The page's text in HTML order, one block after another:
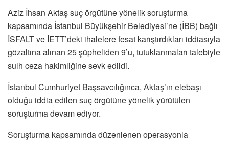
Aziz İhsan Aktaş suç örgütüne yönelik soruşturma
kapsamında İstanbul Büyükşehir Belediyesi’ne (İBB) bağlı
İSFALT ve İETT’deki ihalelere fesat karıştırdıkları iddiasıyla
gözaltına alınan 25 şüpheliden 9’u, tutuklanmaları talebiyle
sulh ceza hakimliğine sevk edildi.
İstanbul Cumhuriyet Başsavcılığınca, Aktaş’ın elebaşı
olduğu iddia edilen suç örgütüne yönelik yürütülen
soruşturma devam ediyor.
Soruşturma kapsamında düzenlenen operasyonla